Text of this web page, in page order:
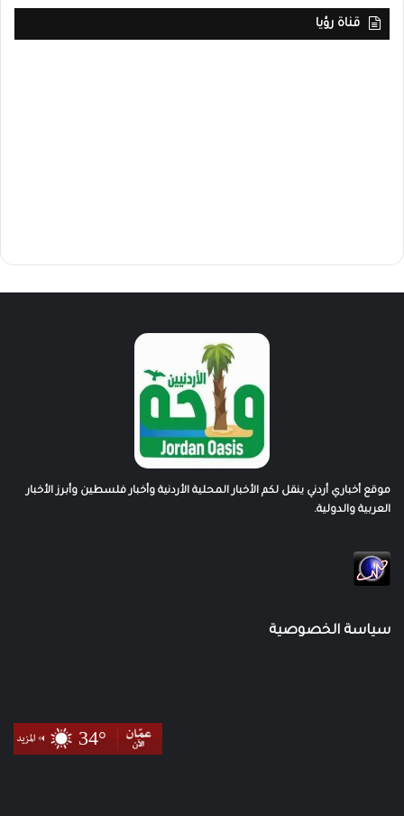
قناة رؤيا
موقع أخباري أردني ينقل لكم الأخبار المحلية الأردنية وأخبار فلسطين وأبرز الأخبار
العربية والدولية.
سياسة الخصوصية